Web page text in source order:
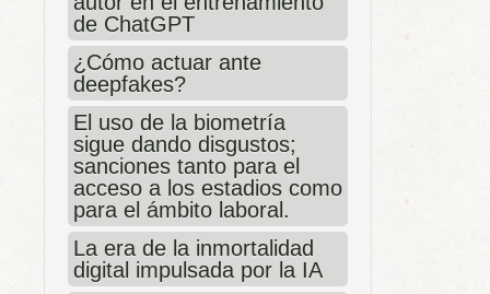
de ChatGPT
¿Cómo actuar ante
deepfakes?
El uso de la biometría
sigue dando disgustos;
sanciones tanto para el
acceso a los estadios como
para el ámbito laboral.
La era de la inmortalidad
digital impulsada por la IA